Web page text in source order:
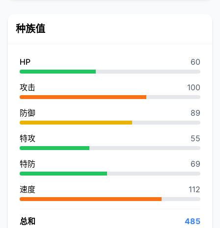
种族值
HP 60
攻击 100
防御 89
特攻 55
特防 69
速度 112
总和 485